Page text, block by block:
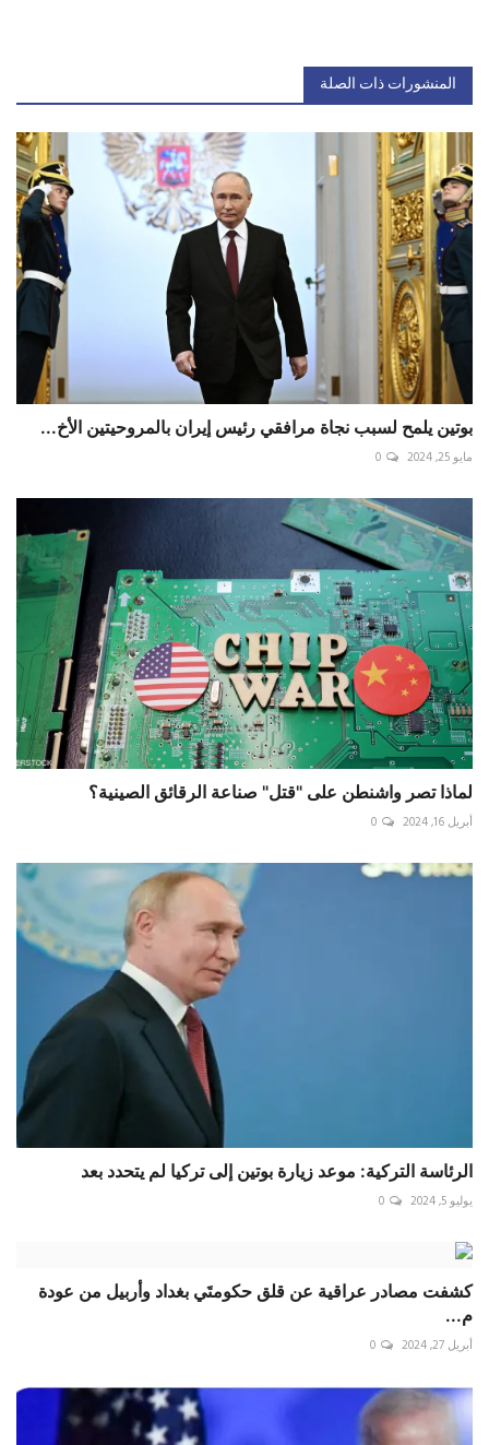
المنشورات ذات الصلة
بوتين يلمح لسبب نجاة مرافقي رئيس إيران بالمروحيتين الأخ...
مايو 25, 2024 0
لماذا تصر واشنطن على "قتل" صناعة الرقائق الصينية؟
أبريل 16, 2024 0
الرئاسة التركية: موعد زيارة بوتين إلى تركيا لم يتحدد بعد
يوليو 5, 2024 0
كشفت مصادر عراقية عن قلق حكومتَي بغداد وأربيل من عودة
م...
أبريل 27, 2024 0